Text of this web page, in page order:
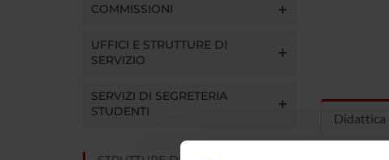
COMMISSIONI
UFFICI E STRUTTURE DI
SERVIZIO
SERVIZI DI SEGRETERIA
STUDENTI
Didattica